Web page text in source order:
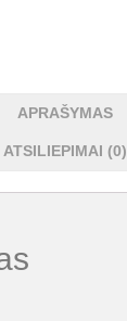
APRAŠYMAS
ATSILIEPIMAI (0)